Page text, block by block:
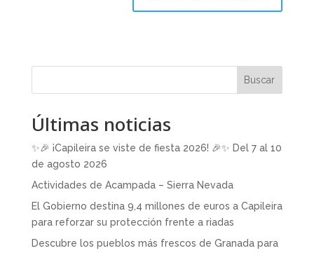
Buscar
Últimas noticias
✨🎉 ¡Capileira se viste de fiesta 2026! 🎉✨ Del 7 al 10
de agosto 2026
Actividades de Acampada – Sierra Nevada
El Gobierno destina 9,4 millones de euros a Capileira
para reforzar su protección frente a riadas
Descubre los pueblos más frescos de Granada para